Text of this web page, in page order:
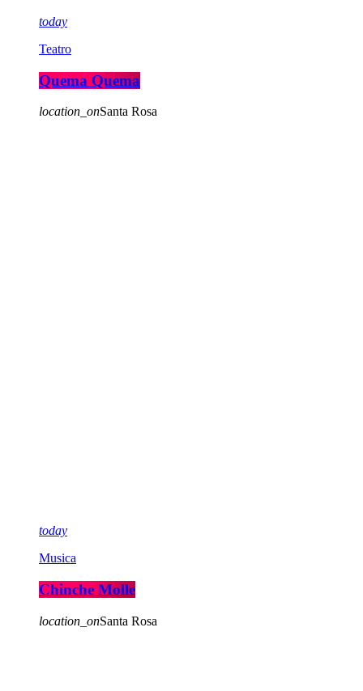
today
Teatro
Quema Quema
location_onSanta Rosa
today
Musica
Chinche Molle
location_onSanta Rosa